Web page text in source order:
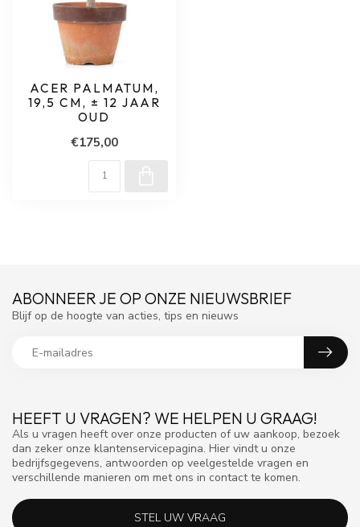
ACER PALMATUM,
19,5 CM, ± 12 JAAR
OUD
€175,00
HEEFT U VRAGEN? WE HELPEN U GRAAG!
Als u vragen heeft over onze producten of uw aankoop, bezoek
dan zeker onze klantenservicepagina. Hier vindt u onze
bedrijfsgegevens, antwoorden op veelgestelde vragen en
verschillende manieren om met ons in contact te komen.
STEL UW VRAAG
ABONNEER JE OP ONZE NIEUWSBRIEF
Blijf op de hoogte van acties, tips en nieuws